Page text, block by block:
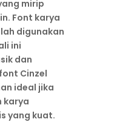
mirip
Font karya
digunakan
ini
dan
Cinzel
ideal jika
karya
yang kuat.